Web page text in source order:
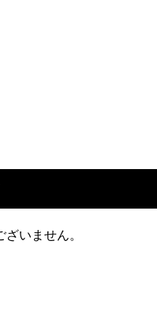
いません。